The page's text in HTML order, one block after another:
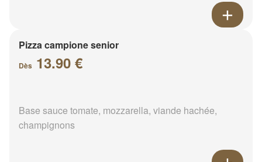
Pizza campione senior
Dès 13.90 €
Base sauce tomate, mozzarella, viande hachée,
champignons